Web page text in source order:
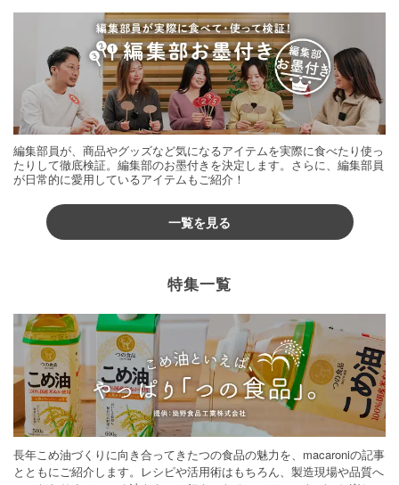
編集部員が、商品やグッズなど気になるアイテムを実際に食べたり使っ
たりして徹底検証。編集部のお墨付きを決定します。さらに、編集部員
が日常的に愛用しているアイテムもご紹介！
一覧を見る
特集一覧
長年こめ油づくりに向き合ってきたつの食品の魅力を、macaroniの記事
とともにご紹介します。レシピや活用術はもちろん、製造現場や品質へ